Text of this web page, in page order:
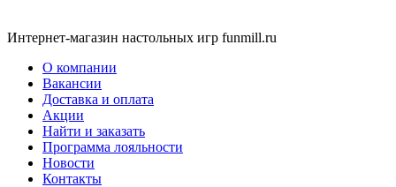
Интернет-магазин настольных игр funmill.ru
О компании
Вакансии
Доставка и оплата
Акции
Найти и заказать
Программа лояльности
Новости
Контакты